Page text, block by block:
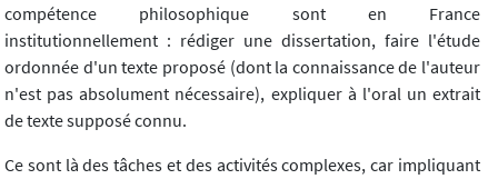
compétence philosophique sont en France
institutionnellement : rédiger une dissertation, faire l'étude
ordonnée d'un texte proposé (dont la connaissance de l'auteur
n'est pas absolument nécessaire), expliquer à l'oral un extrait
de texte supposé connu.
Ce sont là des tâches et des activités complexes, car impliquant